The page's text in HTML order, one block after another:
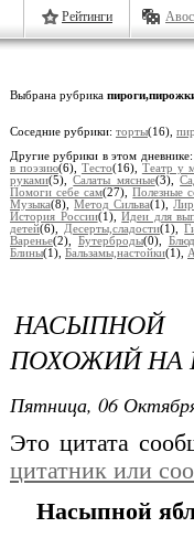
Рейтинги
Выбрана рубрика
Соседние рубрики: торты(16),
Другие рубрики в этом
в поэзию(6), Тесто(16), Театр у
руками(5),Салаты мясные(3),
Помоги себе сам(27),Полезные
Музыка(8),Метод Сильва(1),
История России(1),Идеи для
детей(6), Десерты,сладости(1),
Варенье(2), Бутерброды(0),
Блины(1), Бальзамы,настойки(1),
ПОХОЖИЙ
Пятница, 06
Это цитата
цитатник или
Насыпной